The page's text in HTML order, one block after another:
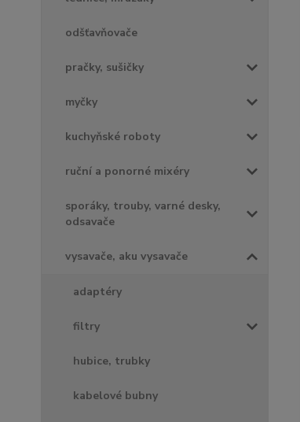
odšťavňovače
pračky, sušičky
myčky
kuchyňské roboty
ruční a ponorné mixéry
sporáky, trouby, varné desky,
odsavače
vysavače, aku vysavače
adaptéry
filtry
hubice, trubky
kabelové bubny